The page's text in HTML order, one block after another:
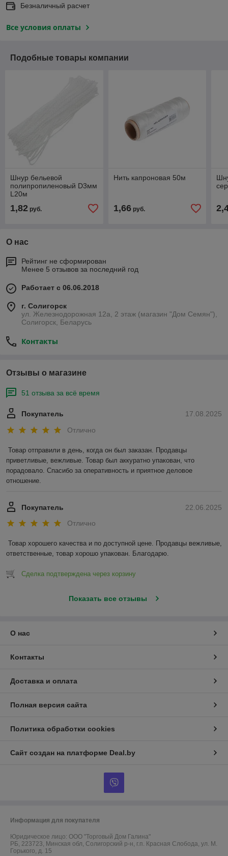
Безналичный расчет
Все условия оплаты
Подобные товары компании
Шнур бельевой
полипропиленовый D3мм
L20м
1,82 руб.
Нить капроновая 50м
1,66руб.
О нас
Рейтинг не сформирован
Менее 5 отзывов за последний год
Работает с 06.06.2018
г. Солигорск
ул. Железнодорожная 12а, 2 этаж (магазин "Дом Семян"),
Солигорск, Беларусь
Контакты
Отзывы о магазине
51 отзыва за всё время
17.08.2025
Покупатель
Отлично
Товар отправили в день, когда он был заказан. Продавцы
приветливые, вежливые. Товар был аккуратно упакован, что
порадовало. Спасибо за оперативность и приятное деловое
отношение.
22.06.2025
Покупатель
Отлично
Товар хорошего качества и по доступной цене. Продавцы вежливые,
ответственные, товар хорошо упакован. Благодарю.
Сделка подтверждена через корзину
Показать все отзывы
О нас
Контакты
Доставка и оплата
Полная версия сайта
Политика обработки cookies
Сайт создан на платформе Deal.by
Информация для покупателя
Юридическое лицо: ООО "Торговый Дом Галина"
РБ, 223723, Минская обл, Солигорский р-н, г.п. Красная Слобода, ул. М.
Горького, д. 15